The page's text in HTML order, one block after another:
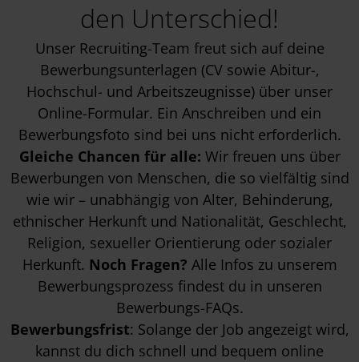
den Unterschied!
Unser Recruiting-Team freut sich auf deine
Bewerbungsunterlagen (CV sowie Abitur-,
Hochschul- und Arbeitszeugnisse) über unser
Online-Formular. Ein Anschreiben und ein
Bewerbungsfoto sind bei uns nicht erforderlich.
Gleiche Chancen für alle: Wir freuen uns über
Bewerbungen von Menschen, die so vielfältig sind
wie wir – unabhängig von Alter, Behinderung,
ethnischer Herkunft und Nationalität, Geschlecht,
Religion, sexueller Orientierung oder sozialer
Herkunft. Noch Fragen? Alle Infos zu unserem
Bewerbungsprozess findest du in unseren
Bewerbungs-FAQs.
Bewerbungsfrist: Solange der Job angezeigt wird,
kannst du dich schnell und bequem online